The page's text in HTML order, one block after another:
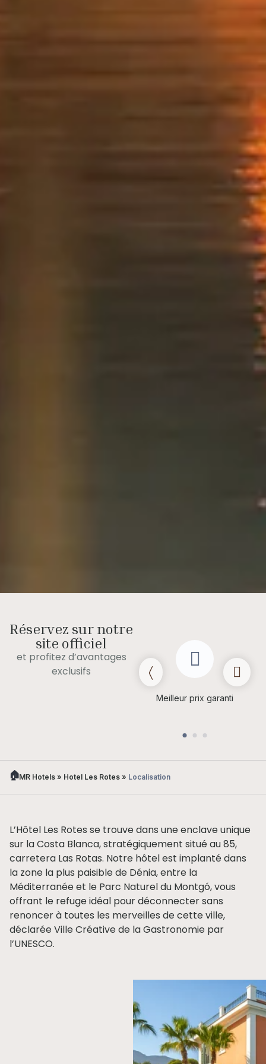
Réservez sur notre
site officiel
et profitez d’avantages
exclusifs
Meilleur prix garanti
MR Hotels » Hotel Les Rotes » Localisation
L’Hôtel Les Rotes se trouve dans une enclave unique
sur la Costa Blanca, stratégiquement situé au 85,
carretera Las Rotas. Notre hôtel est implanté dans
la zone la plus paisible de Dénia, entre la
Méditerranée et le Parc Naturel du Montgó, vous
offrant le refuge idéal pour déconnecter sans
renoncer à toutes les merveilles de cette ville,
déclarée Ville Créative de la Gastronomie par
l’UNESCO.